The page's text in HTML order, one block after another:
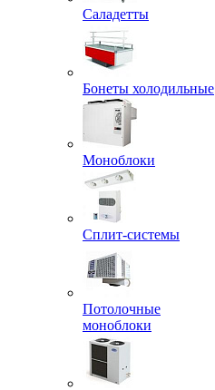
Саладетты
Бонеты холодильные
Моноблоки
Сплит-системы
Потолочные
моноблоки